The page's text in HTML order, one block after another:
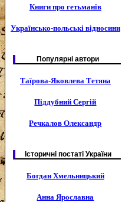
Книги про гетьманів
Українсько-польські відносини
Популярні автори
Таїрова-Яковлева Тетяна
Піддубний Сергій
Речкалов Олександр
Історичні постаті України
Богдан Хмельницький
Анна Ярославна